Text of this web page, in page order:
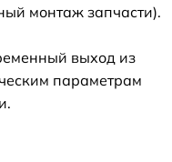
монтаж запчасти).
выход из
параметрам